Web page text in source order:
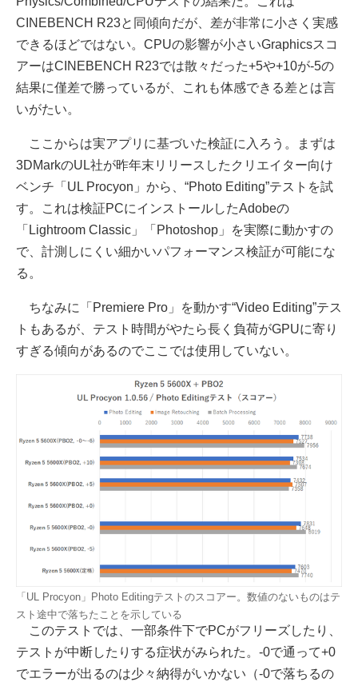
CINEBENCH R23と同傾向だが、差が非常に小さく実感
できるほどではない。CPUの影響が小さいGraphicsスコ
アーはCINEBENCH R23では散々だった+5や+10が-5の
結果に僅差で勝っているが、これも体感できる差とは言
いがたい。
ここからは実アプリに基づいた検証に入ろう。まずは
3DMarkのUL社が昨年末リリースしたクリエイター向け
ベンチ「UL Procyon」から、“Photo Editing”テストを試
す。これは検証PCにインストールしたAdobeの
「Lightroom Classic」「Photoshop」を実際に動かすの
で、計測しにくい細かいパフォーマンス検証が可能にな
る。
ちなみに「Premiere Pro」を動かす“Video Editing”テス
トもあるが、テスト時間がやたら長く負荷がGPUに寄り
すぎる傾向があるのでここでは使用していない。
「UL Procyon」Photo Editingテストのスコアー。数値のないものはテ
スト途中で落ちたことを示している
このテストでは、一部条件下でPCがフリーズしたり、
テストが中断したりする症状がみられた。-0で通って+0
でエラーが出るのは少々納得がいかない（-0で落ちるの